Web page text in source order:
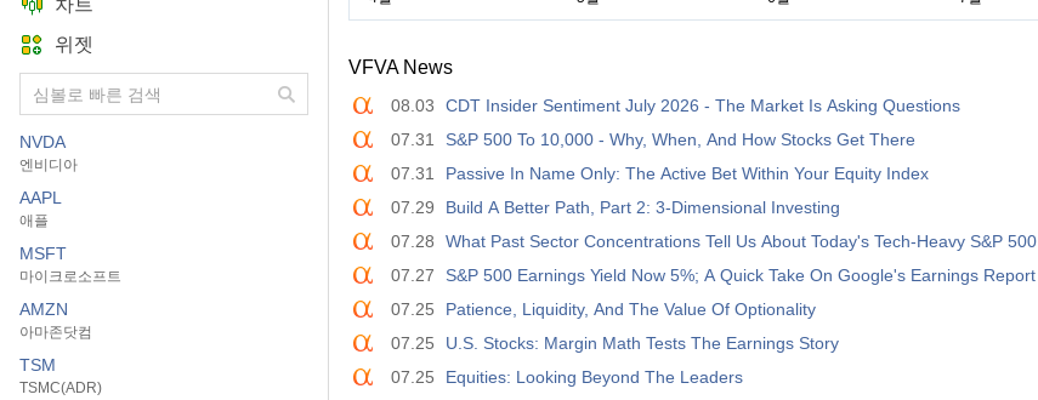
차트
위젯
NVDA
엔비디아
AAPL
애플
MSFT
마이크로소프트
AMZN
아마존닷컴
TSM
TSMC(ADR)
VFVA News
08.03
CDT Insider Sentiment July 2026 - The Market Is Asking Questions
07.31
S&P 500 To 10,000 - Why, When, And How Stocks Get There
07.31
Passive In Name Only: The Active Bet Within Your Equity Index
07.29
Build A Better Path, Part 2: 3-Dimensional Investing
07.28
What Past Sector Concentrations Tell Us About Today's Tech-Heavy S&P 500
07.27
S&P 500 Earnings Yield Now 5%; A Quick Take On Google's Earnings Report
07.25
Patience, Liquidity, And The Value Of Optionality
07.25
U.S. Stocks: Margin Math Tests The Earnings Story
07.25
Equities: Looking Beyond The Leaders